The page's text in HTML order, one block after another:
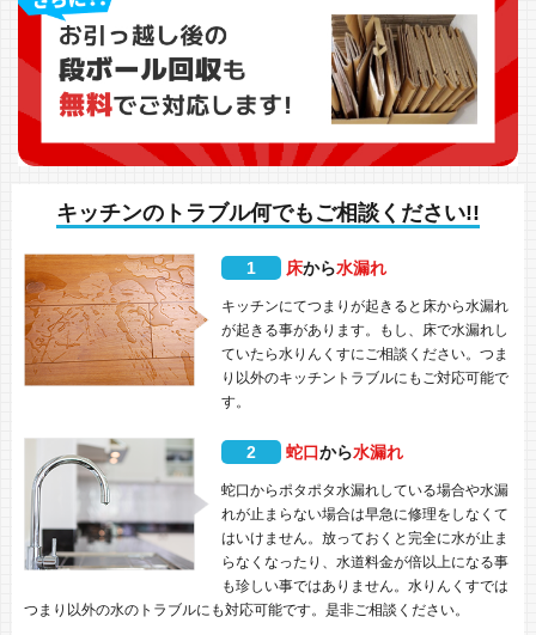
キッチンのトラブル何でもご相談ください!!
1 床から水漏れ
キッチンにてつまりが起きると床から水漏れ
が起きる事があります。もし、床で水漏れし
ていたら水りんくすにご相談ください。つま
り以外のキッチントラブルにもご対応可能で
す。
2 蛇口から水漏れ
蛇口からポタポタ水漏れしている場合や水漏
れが止まらない場合は早急に修理をしなくて
はいけません。放っておくと完全に水が止ま
らなくなったり、水道料金が倍以上になる事
も珍しい事ではありません。水りんくすでは
つまり以外の水のトラブルにも対応可能です。是非ご相談ください。